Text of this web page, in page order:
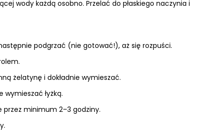
wody każdą osobno. Przelać do płaskiego naczynia i
podgrzać (nie gotować!), aż się rozpuści.
żelatynę i dokładnie wymieszać.
łyżką.
przez minimum 2–3 godziny.